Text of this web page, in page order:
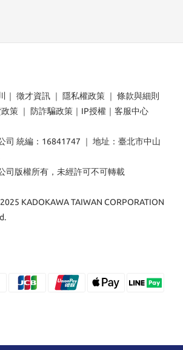
｜ 徵才資訊 ｜ 隱私權政策 ｜ 條款與細則
策 ｜ 防詐騙政策 ｜ IP授權 ｜ 客服中心
司 統編：16841747 ｜ 地址：臺北市中山
司版權所有，未經許可不可轉載
KADOKAWA TAIWAN CORPORATION